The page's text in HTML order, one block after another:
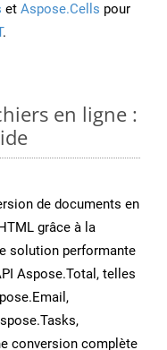
et Aspose.Cells pour
.
en ligne :
de documents en
grâce à la
solution performante
Aspose.Total, telles
conversion complète